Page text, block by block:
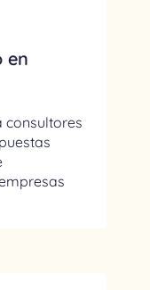
en
consultores